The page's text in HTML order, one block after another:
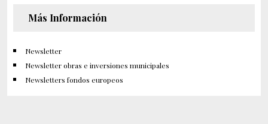
Más Información
Newsletter
Newsletter obras e inversiones municipales
Newsletters fondos europeos